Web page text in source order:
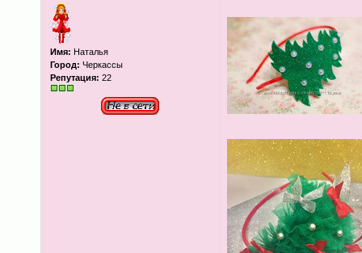
Имя: Наталья
Город: Черкассы
Репутация: 22